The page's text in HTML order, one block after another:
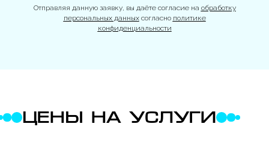
Отправляя данную заявку, вы даёте согласие на обработку
персональных данныхсогласно политике
конфиденциальности
ЦЕНЫ НА УСЛУГИ